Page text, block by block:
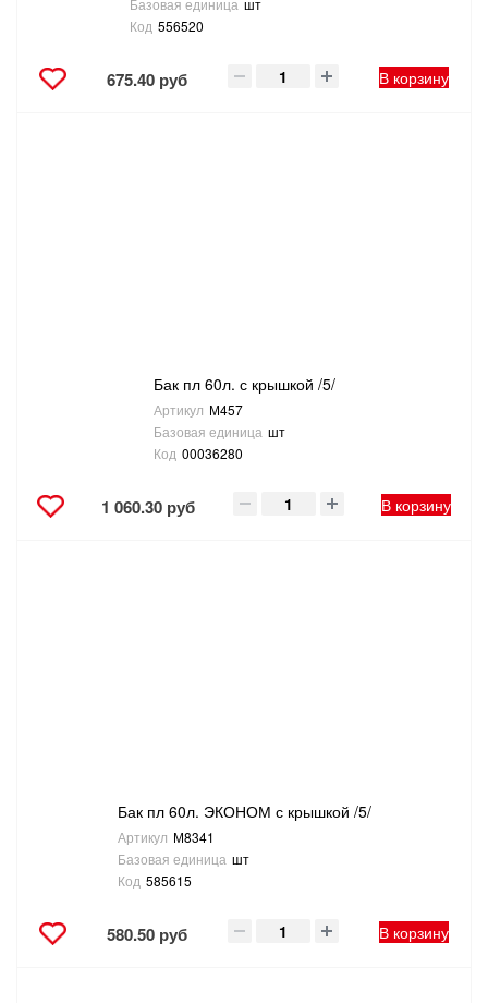
Код 556520
675.40 руб В корзину
Бак пл 60л. с крышкой /5/
Артикул М457
Базовая единица шт
Код 00036280
1 060.30 руб В корзину
Бак пл 60л. ЭКОНОМ с крышкой /5/
Артикул М8341
Базовая единица шт
Код 585615
580.50 руб В корзину